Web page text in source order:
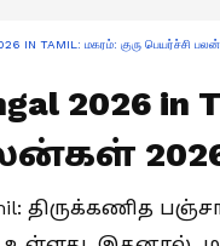
IN TAMIL: மகரம்: குரு பெயர்ச்சி
2026
திருக்கணித